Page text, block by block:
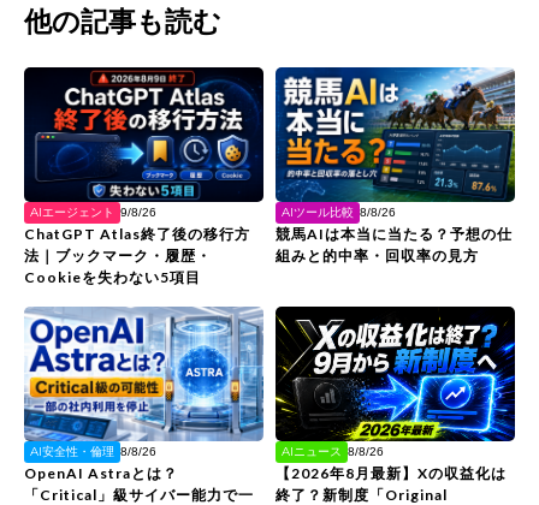
他の記事も読む
AIエージェント 9/8/26
ChatGPT Atlas終了後の移行方
法｜ブックマーク・履歴・
Cookieを失わない5項目
AIツール比較 8/8/26
競馬AIは本当に当たる？予想の仕
組みと的中率・回収率の見方
AI安全性・倫理 8/8/26
OpenAI Astraとは？
「Critical」級サイバー能力で一
AIニュース 8/8/26
【2026年8月最新】Xの収益化は
終了？新制度「Original